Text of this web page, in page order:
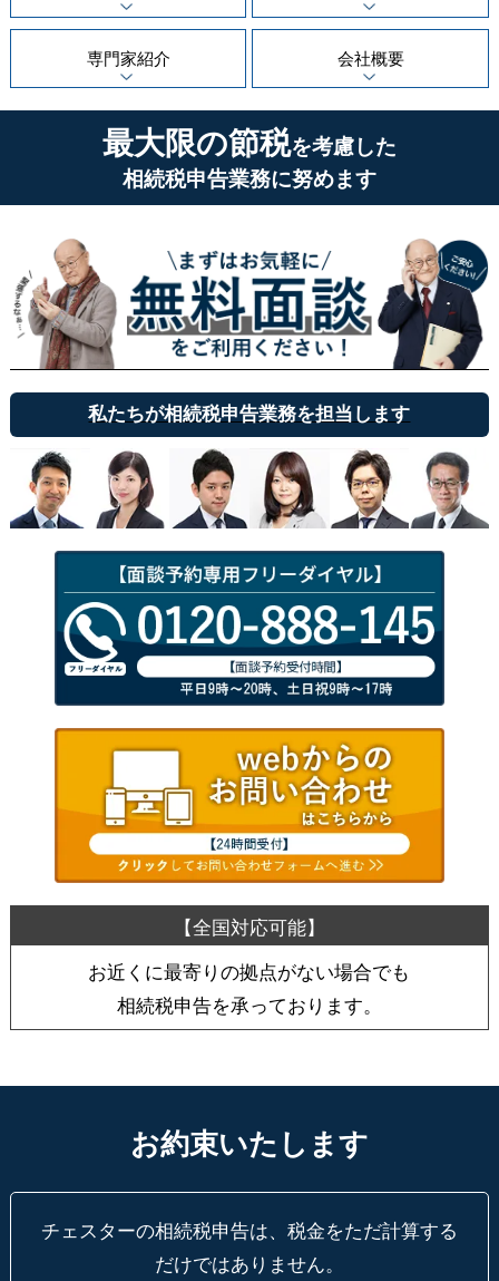
専門家紹介 会社概要
最大限の節税を考慮した
相続税申告業務に努めます
私たちが相続税申告業務を担当します
お近くに最寄りの拠点がない場合でも
相続税申告を承っております。
お約束いたします
チェスターの相続税申告は、税金をただ計算する
だけではありません。